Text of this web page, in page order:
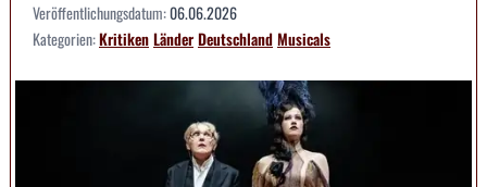
Veröffentlichungsdatum:06.06.2026
Kategorien:KritikenLänderDeutschlandMusicals